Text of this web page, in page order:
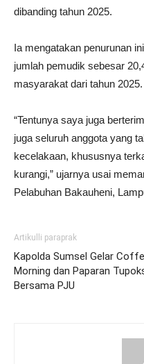
dibanding tahun 2025.
Ia mengatakan penurunan
jumlah pemudik sebesar
masyarakat dari tahun 2025.
“Tentunya saya juga
juga seluruh anggota yang
kecelakaan, khususnya
kurangi,” ujarnya usai
Pelabuhan Bakauheni,
Artikulli paraprak
Kapolda Sumsel Gelar
Morning dan Paparan
Bersama PJU